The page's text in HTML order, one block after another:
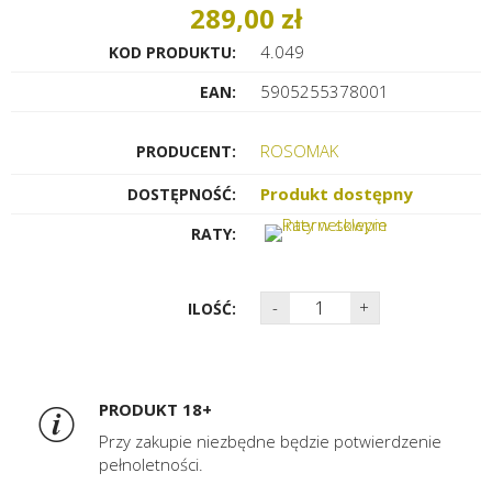
289,00 zł
KOD PRODUKTU: 4.049
EAN: 5905255378001
PRODUCENT: ROSOMAK
DOSTĘPNOŚĆ: Produkt dostępny
RATY:
ILOŚĆ: - +
PRODUKT 18+
Przy zakupie niezbędne będzie potwierdzenie
pełnoletności.